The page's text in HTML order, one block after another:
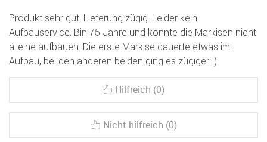
Produkt sehr gut. Lieferung zügig. Leider kein
Aufbauservice. Bin 75 Jahre und konnte die Markisen nicht
alleine aufbauen. Die erste Markise dauerte etwas im
Aufbau, bei den anderen beiden ging es zügiger:-)
Hilfreich (0)
Nicht hilfreich (0)